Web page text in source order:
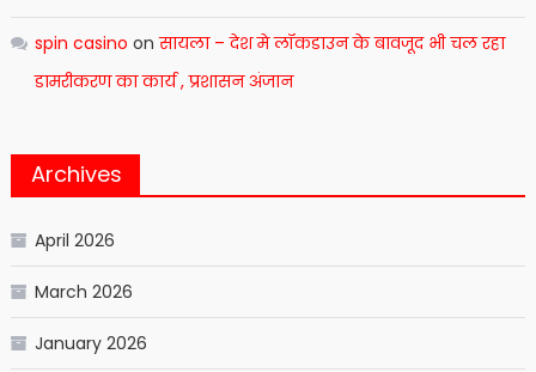
spin casino onसायला – देश मे लॉकडाउन के बावजूद भी चल रहा
डामरीकरण का कार्य , प्रशासन अंजान
Archives
April 2026
March 2026
January 2026